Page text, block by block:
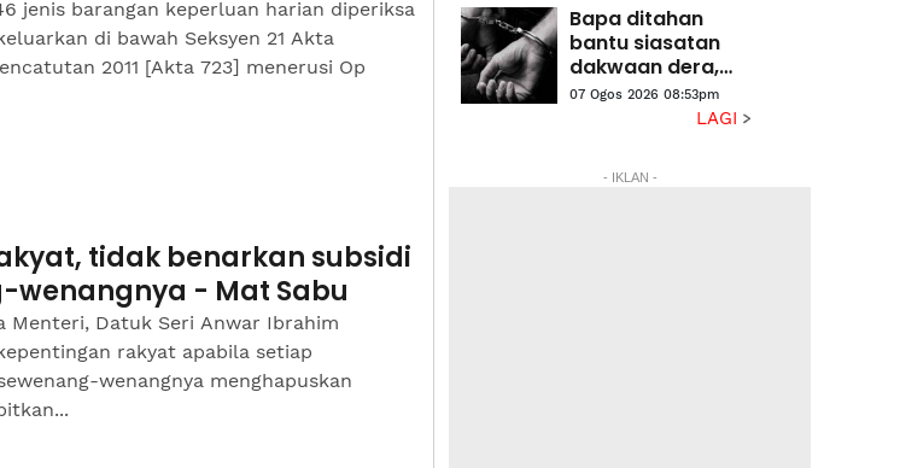
jenis barangan keperluan harian diperiksa
di bawah Seksyen 21 Akta
2011 [Akta 723] menerusi Op
tidak benarkan subsidi
wenangnya - Mat Sabu
Menteri, Datuk Seri Anwar Ibrahim
rakyat apabila setiap
wenangnya menghapuskan
pulang ke
kampung
halaman
Bapa ditahan
bantu siasatan
dakwaan dera,
gangguan
seksual dua anak
07 Ogos 2026 08:53pm
LAGI
- IKLAN -